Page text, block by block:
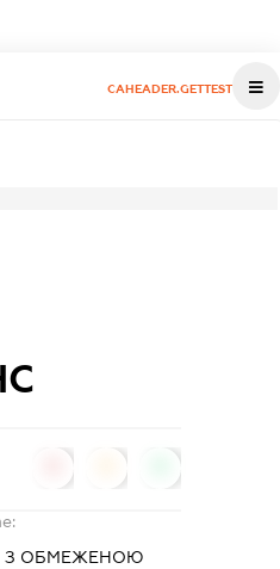
CAHEADER.GETTEST
З ОБМЕЖЕНОЮ